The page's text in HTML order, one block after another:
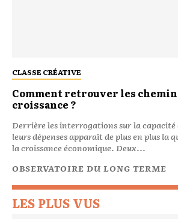
CLASSE CRÉATIVE
Comment retrouver les
croissance ?
Derrière les interrogations sur la capacité
leurs dépenses apparaît de plus en plus la
la croissance économique. Deux...
OBSERVATOIRE DU LONG TERME
LES PLUS VUS